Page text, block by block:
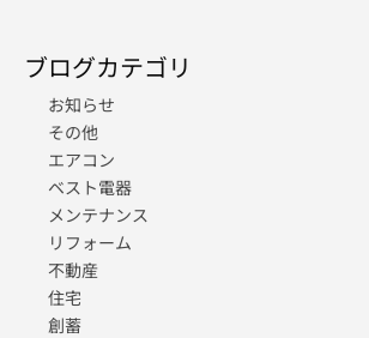
ブログカテゴリ
お知らせ
その他
エアコン
ベスト電器
メンテナンス
リフォーム
不動産
住宅
創蓄